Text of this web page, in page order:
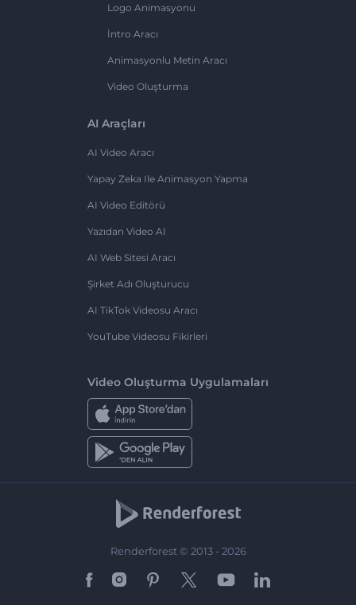
Logo Animasyonu
İntro Aracı
Animasyonlu Metin Aracı
Video Oluşturma
AI Araçları
AI Video Aracı
Yapay Zeka Ile Animasyon Yapma
AI Video Editörü
Yazıdan Video AI
AI Web Sitesi Aracı
Şirket Adı Oluşturucu
AI TikTok Videosu Aracı
YouTube Videosu Fikirleri
Video Oluşturma Uygulamaları
Renderforest © 2013 - 2026